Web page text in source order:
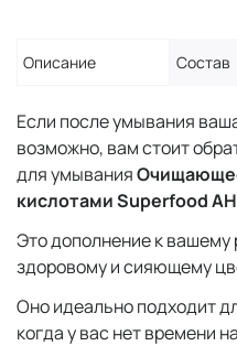
Описание Состав
Если после умывания
возможно, вам стоит
для умывания
кислотами Superfood
Это дополнение к вашему
здоровому и сияющему
Оно идеально подходит
когда у вас нет времени